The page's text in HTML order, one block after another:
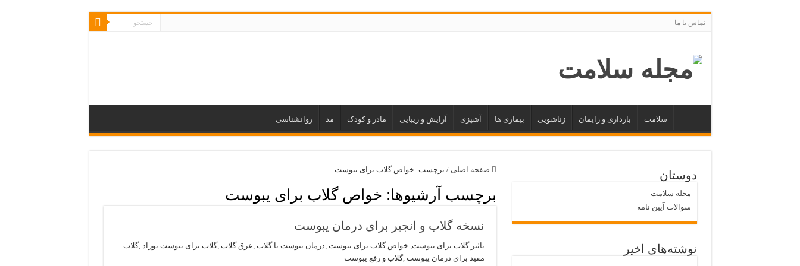
تماس با ما
سلامت بارداری و زایمان زناشویی بیماری ها آشپزی آرایش و زیبایی مادر و کودک مد روانشناسی
صفحه اصلی / برچسب: خواص گلاب برای یبوست
برچسب آرشیوها: خواص گلاب برای یبوست
نسخه گلاب و انجیر برای درمان یبوست
تاثیر گلاب برای یبوست, خواص گلاب برای یبوست ,درمان یبوست با گلاب ,عرق گلاب ,گلاب برای یبوست نوزاد ,گلاب
مفید برای درمان یبوست ,گلاب و رفع یبوست
دوستان
مجله سلامت
سوالات آیین نامه
نوشته‌های اخیر